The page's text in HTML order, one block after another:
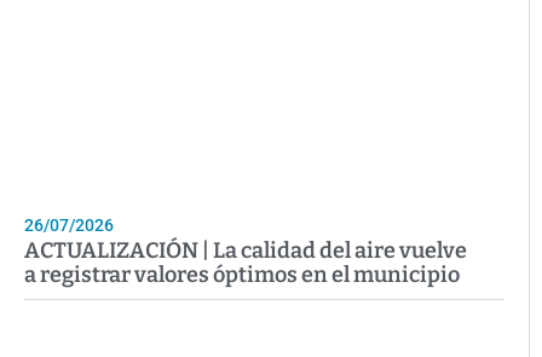
26/07/2026
ACTUALIZACIÓN | La calidad del aire vuelve
a registrar valores óptimos en el municipio